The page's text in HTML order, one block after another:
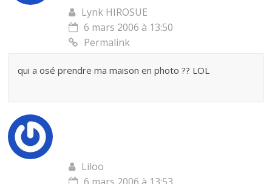
Lynk HIROSUE
6 mars 2006 à 13:50
Permalink
qui a osé prendre ma maison en photo ?? LOL
Liloo